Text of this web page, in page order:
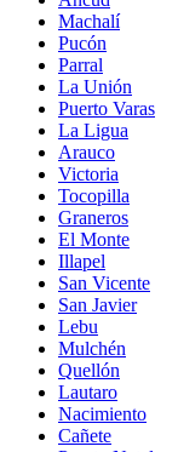
Machalí
Pucón
Parral
La Unión
Puerto Varas
La Ligua
Arauco
Victoria
Tocopilla
Graneros
El Monte
Illapel
San Vicente
San Javier
Lebu
Mulchén
Quellón
Lautaro
Nacimiento
Cañete